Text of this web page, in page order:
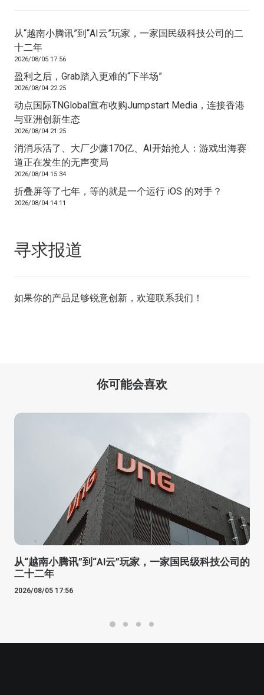
从“越南小腾讯”到“AI云”玩家，一家国民级科技公司的二
十二年
2026/08/05 17:56
盈利之后，Grab踏入更难的“下半场”
2026/08/04 22:25
动点国际TNGlobal宣布收购Jumpstart Media，连接香港
与亚洲创新生态
2026/08/04 21:25
消消乐活了、大厂少赚170亿、AI开始抢人：游戏出海赛
道正在发生的无声变局
2026/08/04 15:34
折叠屏等了七年，等的就是一个运行 iOS 的对手？
2026/08/04 14:11
寻求报道
如果你的产品足够锐意创新，欢迎联系我们 ！
你可能会喜欢
从“越南小腾讯”到“AI云”玩家，一家国民级科技公司的
二十二年
2026/08/05 17:56